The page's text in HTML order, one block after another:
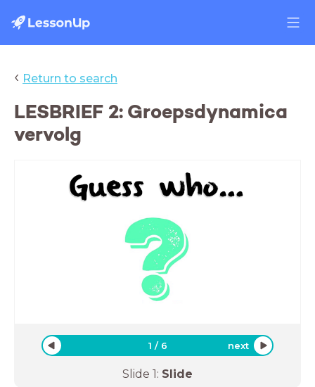
‹ Return to search
LESBRIEF 2: Groepsdynamica
vervolg
1 / 6 next
Slide 1: Slide